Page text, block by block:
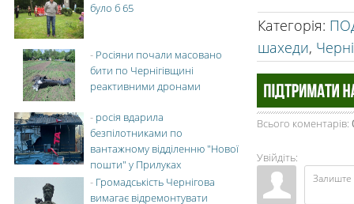
Категорія:
шахеди,
Всього коментарів:
Увійдіть:
було б 65
- Росіяни почали масовано
бити по Чернігівщині
реактивними дронами
- росія вдарила
безпілотниками по
вантажному відділенню "Нової
пошти" у Прилуках
- Громадськість Чернігова
вимагає відремонтувати